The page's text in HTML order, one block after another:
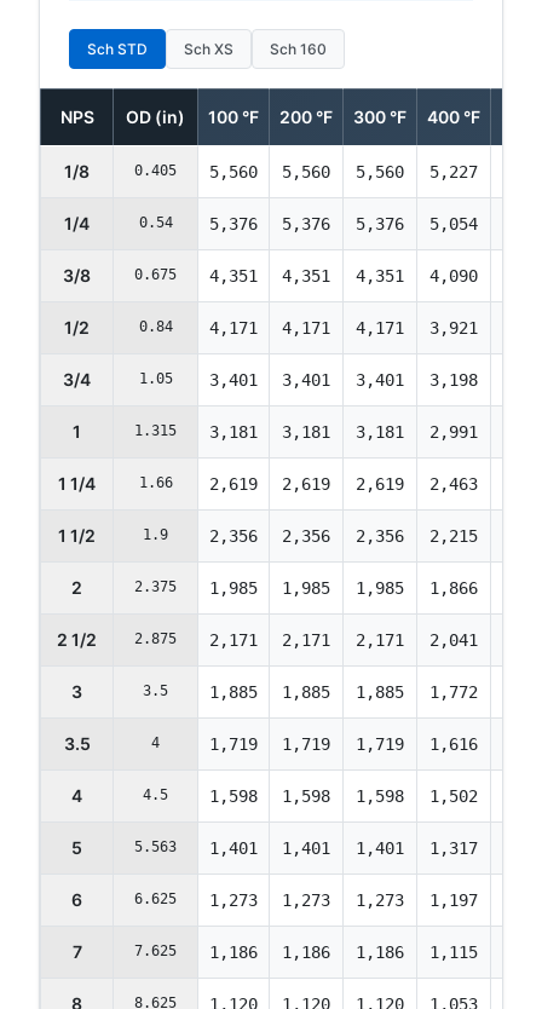
Sch STD Sch XS Sch 160
NPS OD (in) 100 °F 200 °F 300 °F 400 °F
1/8 0.405 5,560 5,560 5,560 5,227
1/4 0.54 5,376 5,376 5,376 5,054
3/8 0.675 4,351 4,351 4,351 4,090
1/2 0.84 4,171 4,171 4,171 3,921
3/4 1.05 3,401 3,401 3,401 3,198
1 1.315 3,181 3,181 3,181 2,991
1 1/4 1.66 2,619 2,619 2,619 2,463
1 1/2 1.9 2,356 2,356 2,356 2,215
2 2.375 1,985 1,985 1,985 1,866
2 1/2 2.875 2,171 2,171 2,171 2,041
3 3.5 1,885 1,885 1,885 1,772
3.5 4 1,719 1,719 1,719 1,616
4 4.5 1,598 1,598 1,598 1,502
5 5.563 1,401 1,401 1,401 1,317
6 6.625 1,273 1,273 1,273 1,197
7 7.625 1,186 1,186 1,186 1,115
8 8.625 1,120 1,120 1,120 1,053